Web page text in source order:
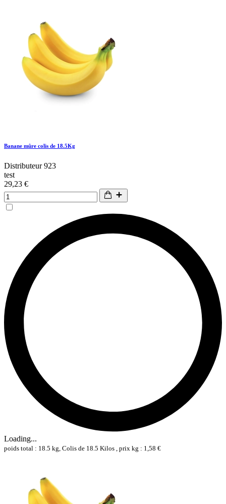
Banane mûre colis de 18.5Kg
Distributeur 923
test
29,23 €
Loading...
poids total : 18.5 kg, Colis de 18.5 Kilos , prix kg : 1,58 €